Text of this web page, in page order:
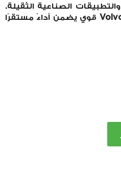
الصناعية الثقيلة.
يعتمد على محرك Volvo Penta قوي يضمن أداءً مستقرًا